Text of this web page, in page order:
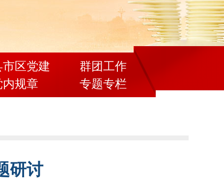
市区党建
内规章
群团工作
专题专栏
研讨